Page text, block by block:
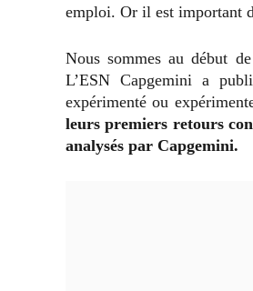
emploi. Or il est important
Nous sommes au début
L’ESN Capgemini a
expérimenté ou
leurs premiers retours
analysés par Capgemini.